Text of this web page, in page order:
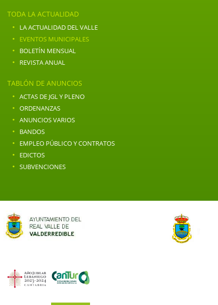
TODA LA ACTUALIDAD
· LA ACTUALIDAD DEL VALLE
· EVENTOS MUNICIPALES
· BOLETÍN MENSUAL
· REVISTA ANUAL
TABLÓN DE ANUNCIOS
· ACTAS DE JGL Y PLENO
· ORDENANZAS
· ANUNCIOS VARIOS
· BANDOS
· EMPLEO PÚBLICO Y CONTRATOS
· EDICTOS
· SUBVENCIONES